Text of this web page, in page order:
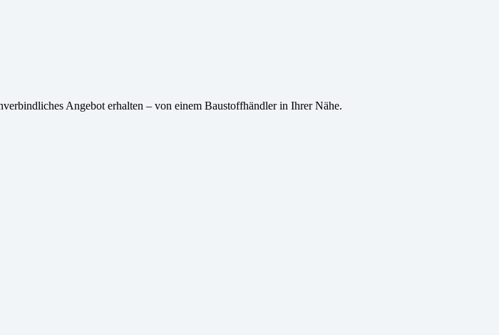
Angebot erhalten – von einem Baustoffhändler in Ihrer Nähe.